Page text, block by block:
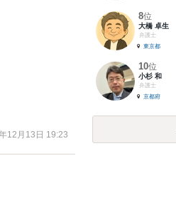
12月13日 19:23
8位
大橋 卓生
弁護士
東京都
10位
小杉 和
弁護士
京都府